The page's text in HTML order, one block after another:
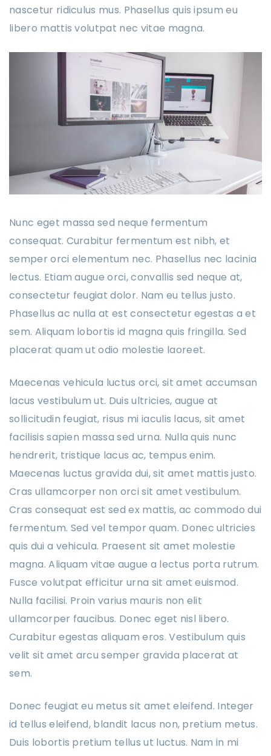
nascetur ridiculus mus. Phasellus quis ipsum eu
libero mattis volutpat nec vitae magna.
Nunc eget massa sed neque fermentum
consequat. Curabitur fermentum est nibh, et
semper orci elementum nec. Phasellus nec lacinia
lectus. Etiam augue orci, convallis sed neque at,
consectetur feugiat dolor. Nam eu tellus justo.
Phasellus ac nulla at est consectetur egestas a et
sem. Aliquam lobortis id magna quis fringilla. Sed
placerat quam ut odio molestie laoreet.
Maecenas vehicula luctus orci, sit amet accumsan
lacus vestibulum ut. Duis ultricies, augue at
sollicitudin feugiat, risus mi iaculis lacus, sit amet
facilisis sapien massa sed urna. Nulla quis nunc
hendrerit, tristique lacus ac, tempus enim.
Maecenas luctus gravida dui, sit amet mattis justo.
Cras ullamcorper non orci sit amet vestibulum.
Cras consequat est sed ex mattis, ac commodo dui
fermentum. Sed vel tempor quam. Donec ultricies
quis dui a vehicula. Praesent sit amet molestie
magna. Aliquam vitae augue a lectus porta rutrum.
Fusce volutpat efficitur urna sit amet euismod.
Nulla facilisi. Proin varius mauris non elit
ullamcorper faucibus. Donec eget nisl libero.
Curabitur egestas aliquam eros. Vestibulum quis
velit sit amet arcu semper gravida placerat at
sem.
Donec feugiat eu metus sit amet eleifend. Integer
id tellus eleifend, blandit lacus non, pretium metus.
Duis lobortis pretium tellus ut luctus. Nam in mi